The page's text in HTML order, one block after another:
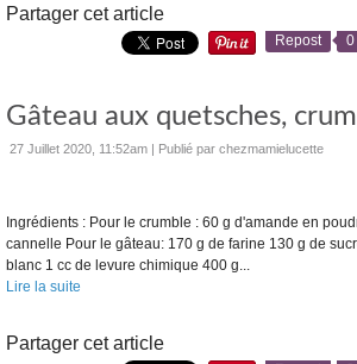
Partager cet article
Repost 0
Gâteau aux quetsches,
27 Juillet 2020, 11:52am | Publié par chezmamielucette
Ingrédients : Pour le crumble : 60 g d'amande en
cannelle Pour le gâteau: 170 g de farine 130 g de
blanc 1 cc de levure chimique 400 g...
Lire la suite
Partager cet article